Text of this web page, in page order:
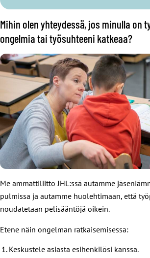
Mihin olen yhteydessä, jos minulla on
ongelmia tai työsuhteeni katkeaa?
Me ammattiliitto JHL:ssä autamme
pulmissa ja autamme huolehtimaan, että
noudatetaan pelisääntöjä oikein.
Etene näin ongelman ratkaisemisessa:
Keskustele asiasta esihenkilösi kanssa.